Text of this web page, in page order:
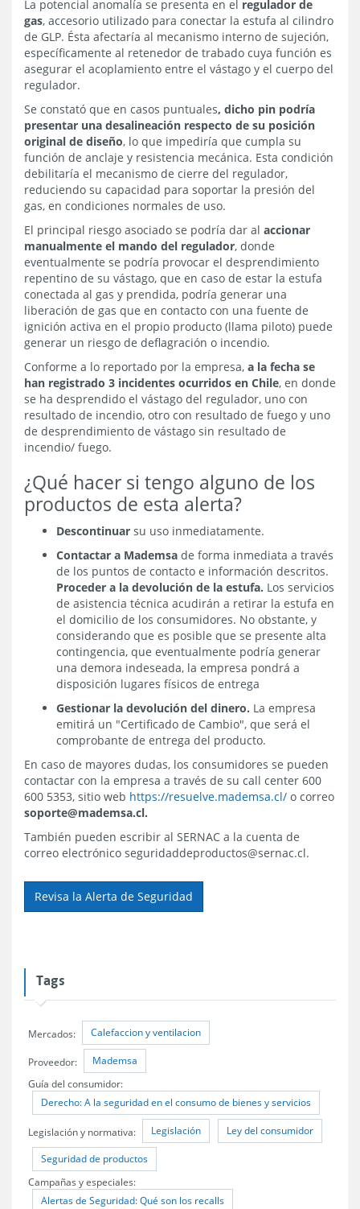
La potencial anomalía se presenta en el regulador de
gas, accesorio utilizado para conectar la estufa al cilindro
de GLP. Ésta afectaría al mecanismo interno de sujeción,
específicamente al retenedor de trabado cuya función es
asegurar el acoplamiento entre el vástago y el cuerpo del
regulador.
Se constató que en casos puntuales, dicho pin podría
presentar una desalineación respecto de su posición
original de diseño, lo que impediría que cumpla su
función de anclaje y resistencia mecánica. Esta condición
debilitaría el mecanismo de cierre del regulador,
reduciendo su capacidad para soportar la presión del
gas, en condiciones normales de uso.
El principal riesgo asociado se podría dar al accionar
manualmente el mando del regulador, donde
eventualmente se podría provocar el desprendimiento
repentino de su vástago, que en caso de estar la estufa
conectada al gas y prendida, podría generar una
liberación de gas que en contacto con una fuente de
ignición activa en el propio producto (llama piloto) puede
generar un riesgo de deflagración o incendio.
Conforme a lo reportado por la empresa, a la fecha se
han registrado 3 incidentes ocurridos en Chile, en donde
se ha desprendido el vástago del regulador, uno con
resultado de incendio, otro con resultado de fuego y uno
de desprendimiento de vástago sin resultado de
incendio/ fuego.
¿Qué hacer si tengo alguno de los
productos de esta alerta?
Descontinuar su uso inmediatamente.
Contactar a Mademsa de forma inmediata a través
de los puntos de contacto e información descritos.
Proceder a la devolución de la estufa. Los servicios
de asistencia técnica acudirán a retirar la estufa en
el domicilio de los consumidores. No obstante, y
considerando que es posible que se presente alta
contingencia, que eventualmente podría generar
una demora indeseada, la empresa pondrá a
disposición lugares físicos de entrega
Gestionar la devolución del dinero. La empresa
emitirá un "Certificado de Cambio", que será el
comprobante de entrega del producto.
En caso de mayores dudas, los consumidores se pueden
contactar con la empresa a través de su call center 600
600 5353, sitio web https://resuelve.mademsa.cl/ o correo
soporte@mademsa.cl.
También pueden escribir al SERNAC a la cuenta de
correo electrónico seguridaddeproductos@sernac.cl.
Revisa la Alerta de Seguridad
Tags
Mercados: Calefaccion y ventilacion
Proveedor: Mademsa
Guía del consumidor:
Derecho: A la seguridad en el consumo de bienes y servicios
Legislación y normativa: Legislación Ley del consumidor
Seguridad de productos
Campañas y especiales:
Alertas de Seguridad: Qué son los recalls